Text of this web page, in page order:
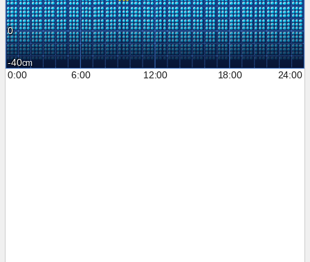
0
-40
0:00
6:00 12:00 18:00 24:00